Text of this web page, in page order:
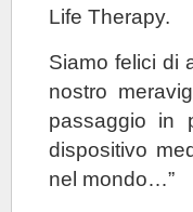
Life Therapy.
Siamo felici di
nostro
passaggio in
dispositivo
nel mondo…”